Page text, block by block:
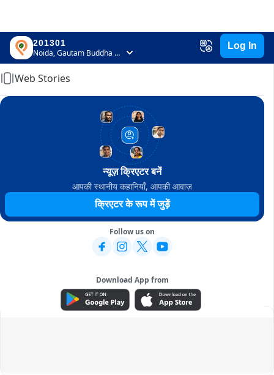
201301
Noida, Gautam Buddha Nagar, Uttar Pradesh
Log In
Home
Web Stories
न्यूज़ क्रिएटर बनें
आपकी स्थानीय कहानियाँ, आपकी आवाज़
क्रिएटर के रूप में जुड़ें
Follow us on
Download App from
ADVERTISEMENT